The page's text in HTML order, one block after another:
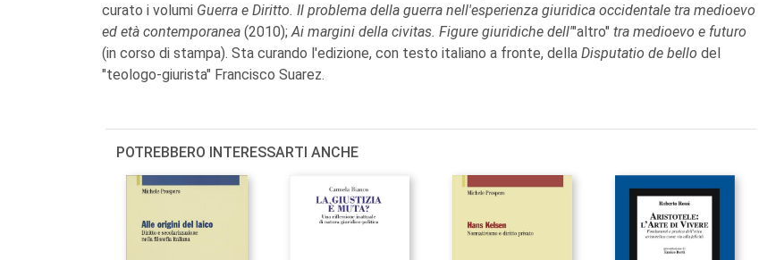
curato i volumi Guerra e Diritto. Il problema della guerra nell'esperienza giuridica occidentale tra medioevo
ed età contemporanea (2010); Ai margini della civitas. Figure giuridiche dell'"altro" tra medioevo e futuro
(in corso di stampa). Sta curando l'edizione, con testo italiano a fronte, della Disputatio de bello del
"teologo-giurista" Francisco Suarez.
POTREBBERO INTERESSARTI ANCHE